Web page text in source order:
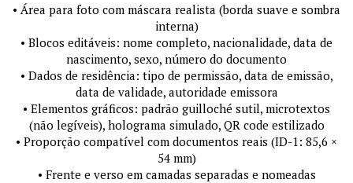
• Área para foto com máscara realista (borda suave e sombra
interna)
• Blocos editáveis: nome completo, nacionalidade, data de
nascimento, sexo, número do documento
• Dados de residência: tipo de permissão, data de emissão,
data de validade, autoridade emissora
• Elementos gráficos: padrão guilloché sutil, microtextos
(não legíveis), holograma simulado, QR code estilizado
• Proporção compatível com documentos reais (ID-1: 85,6 ×
54 mm)
• Frente e verso em camadas separadas e nomeadas